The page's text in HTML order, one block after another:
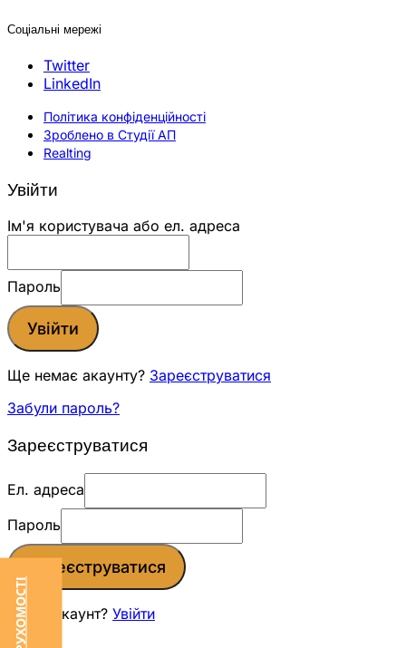
Соціальні мережі
Twitter
LinkedIn
Політика конфіденційності
Зроблено в Студії АП
Realting
Увійти
Ім'я користувача або ел. адреса
Пароль
Увійти
Ще немає акаунту? Зареєструватися
Забули пароль?
Зареєструватися
Ел. адреса
Пароль
Зареєструватися
Вже є акаунт? Увійти